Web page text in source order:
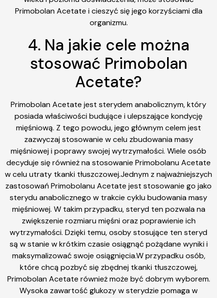
Primobolan Acetate i cieszyć się jego korzyściami dla
organizmu.
4. Na jakie cele można
stosować Primobolan
Acetate?
Primobolan Acetate jest sterydem anabolicznym, który
posiada właściwości budujące i ulepszające kondycję
mięśniową. Z tego powodu, jego głównym celem jest
zazwyczaj stosowanie w celu zbudowania masy
mięśniowej i poprawy swojej wytrzymałości. Wiele osób
decyduje się również na stosowanie Primobolanu Acetate
w celu utraty tkanki tłuszczowej.Jednym z najważniejszych
zastosowań Primobolanu Acetate jest stosowanie go jako
sterydu anabolicznego w trakcie cyklu budowania masy
mięśniowej. W takim przypadku, steryd ten pozwala na
zwiększenie rozmiaru mięśni oraz poprawienie ich
wytrzymałości. Dzięki temu, osoby stosujące ten steryd
są w stanie w krótkim czasie osiągnąć pożądane wyniki i
maksymalizować swoje osiągnięcia.W przypadku osób,
które chcą pozbyć się zbędnej tkanki tłuszczowej,
Primobolan Acetate również może być dobrym wyborem.
Wysoka zawartość glukozy w sterydzie pomaga w